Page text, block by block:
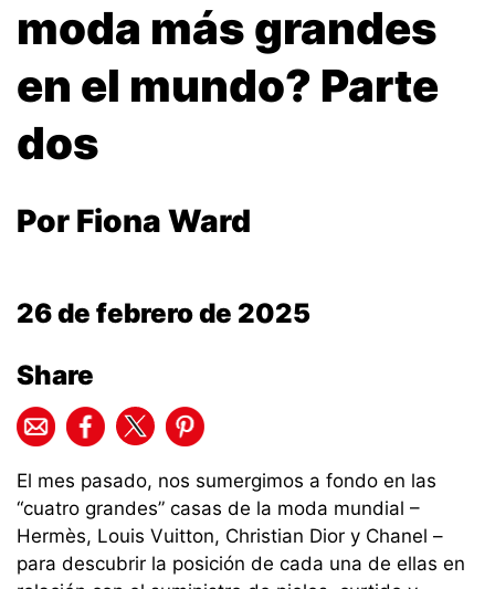
moda más grandes
en el mundo? Parte
dos
Por Fiona Ward
26 de febrero de 2025
Share
El mes pasado, nos sumergimos a fondo en las
“cuatro grandes” casas de la moda mundial –
Hermès, Louis Vuitton, Christian Dior y Chanel –
para descubrir la posición de cada una de ellas en